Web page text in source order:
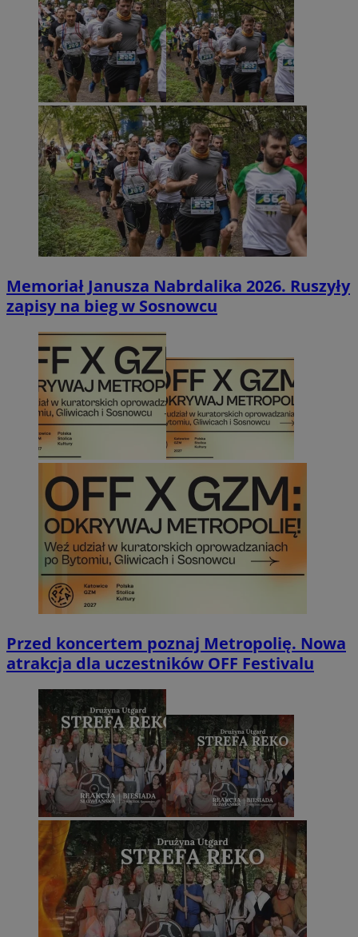
Memoriał Janusza Nabrdalika 2026. Ruszyły
zapisy na bieg w Sosnowcu
Przed koncertem poznaj Metropolię. Nowa
atrakcja dla uczestników OFF Festivalu